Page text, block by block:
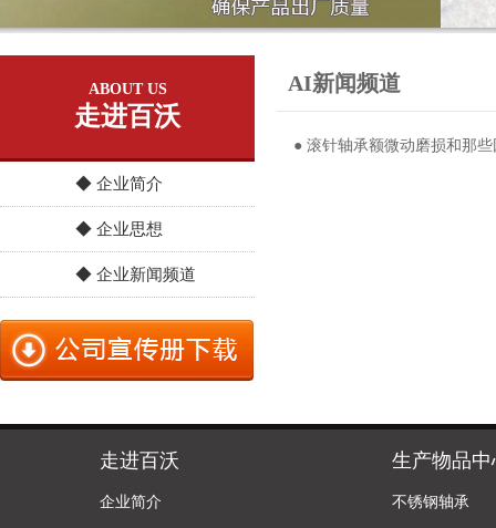
ABOUT US
走进百沃
◆ 企业简介
◆ 企业思想
◆ 企业新闻频道
AI新闻频道
● 滚针轴承额微动磨损和那
走进百沃
企业简介
生产物品中
不锈钢轴承